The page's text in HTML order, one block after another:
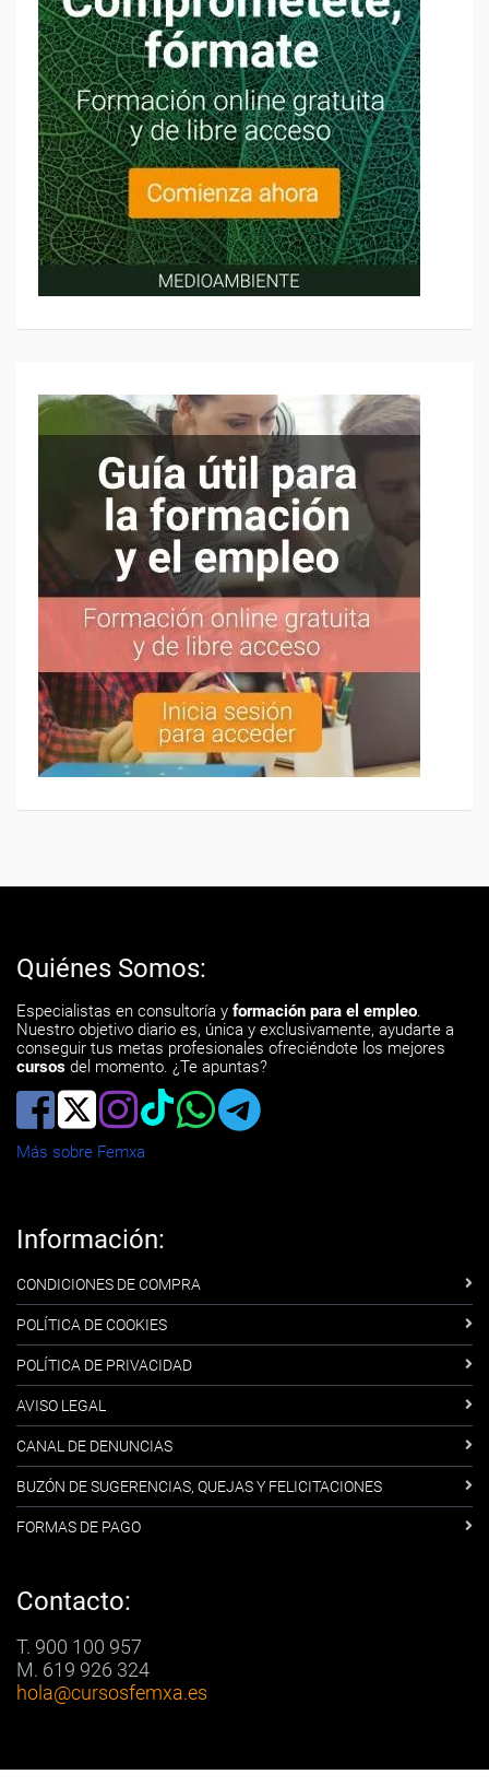
Quiénes Somos:
Especialistas en consultoría y formación para el empleo.
Nuestro objetivo diario es, única y exclusivamente, ayudarte a
conseguir tus metas profesionales ofreciéndote los mejores
cursos del momento. ¿Te apuntas?
Más sobre Femxa
Información:
CONDICIONES DE COMPRA
POLÍTICA DE COOKIES
POLÍTICA DE PRIVACIDAD
AVISO LEGAL
CANAL DE DENUNCIAS
BUZÓN DE SUGERENCIAS, QUEJAS Y FELICITACIONES
FORMAS DE PAGO
Contacto:
T. 900 100 957
M. 619 926 324
hola@cursosfemxa.es